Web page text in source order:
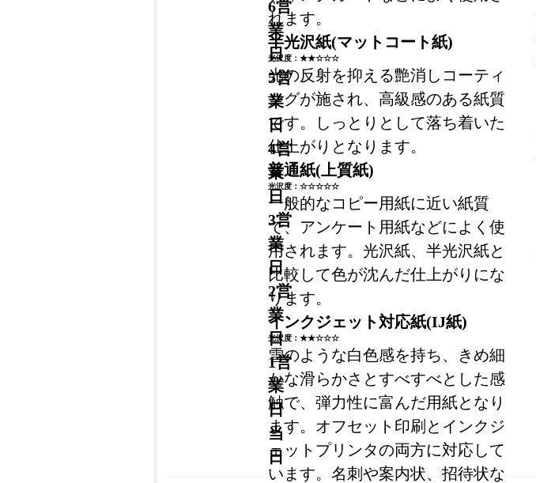
れます。
半光沢紙(マットコート紙)
光沢度：★★☆☆☆
光の反射を抑える艶消しコーティ
ングが施され、高級感のある紙質
です。しっとりとして落ち着いた
仕上がりとなります。
普通紙(上質紙)
光沢度：☆☆☆☆☆
一般的なコピー用紙に近い紙質
で、アンケート用紙などによく使
用されます。光沢紙、半光沢紙と
比較して色が沈んだ仕上がりにな
ります。
インクジェット対応紙(IJ紙)
光沢度：★★☆☆☆
雪のような白色感を持ち、きめ細
かな滑らかさとすべすべとした感
触で、弾力性に富んだ用紙となり
ます。オフセット印刷とインクジ
ェットプリンタの両方に対応して
います。名刺や案内状、招待状な
6営
業
日
5営
業
日
4営
業
日
3営
業
日
2営
業
日
1営
業
日
当
日